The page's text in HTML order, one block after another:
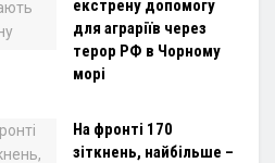
екстрену допомогу
для аграріїв через
терор РФ в Чорному
морі
На фронті 170
зіткнень, найбільше –